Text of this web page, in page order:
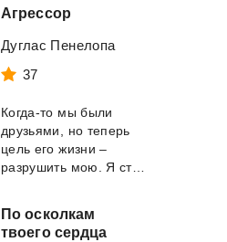
Агрессор
Дуглас Пенелопа
37
Когда-то мы были
друзьями, но теперь
цель его жизни –
разрушить мою. Я стала объектом сплетен, ...
По осколкам
твоего сердца